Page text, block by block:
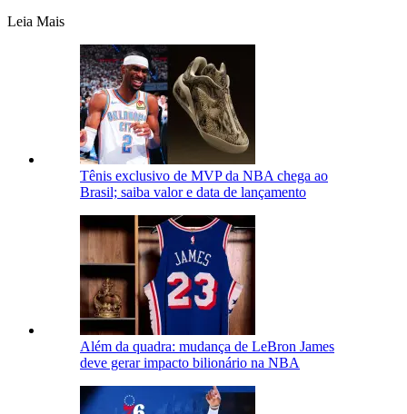
Leia Mais
Tênis exclusivo de MVP da NBA chega ao
Brasil; saiba valor e data de lançamento
Além da quadra: mudança de LeBron James
deve gerar impacto bilionário na NBA